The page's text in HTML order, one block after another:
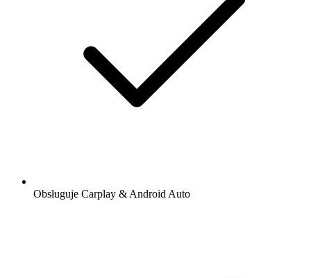
Obsługuje Carplay & Android Auto